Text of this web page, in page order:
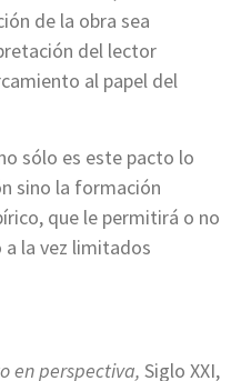
de la obra sea
del lector
al papel del
sólo es este pacto lo
sino la formación
que le permitirá o no
la vez limitados
en perspectiva, Siglo XXI,